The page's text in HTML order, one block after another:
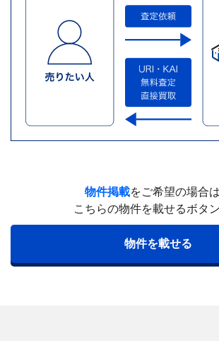
物件掲載をご希望の場合は
こちらの物件を載せるボタ
物件を載せる